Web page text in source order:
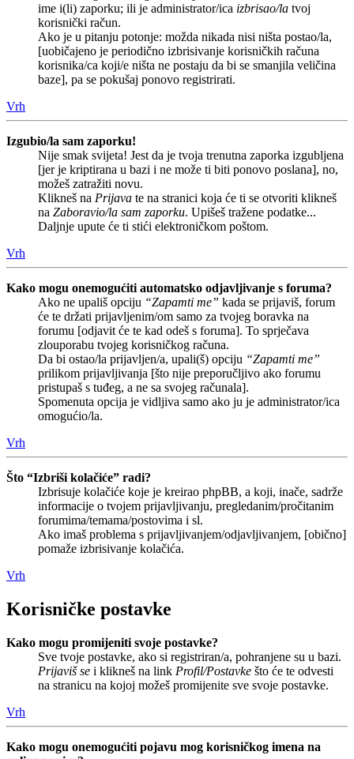
ime i(li) zaporku; ili je administrator/ica izbrisao/la tvoj
korisnički račun.
Ako je u pitanju potonje: možda nikada nisi ništa postao/la,
[uobičajeno je periodično izbrisivanje korisničkih računa
korisnika/ca koji/e ništa ne postaju da bi se smanjila veličina
baze], pa se pokušaj ponovo registrirati.
Vrh
Izgubio/la sam zaporku!
Nije smak svijeta! Jest da je tvoja trenutna zaporka izgubljena
[jer je kriptirana u bazi i ne može ti biti ponovo poslana], no,
možeš zatražiti novu.
Klikneš na Prijava te na stranici koja će ti se otvoriti klikneš
na Zaboravio/la sam zaporku. Upišeš tražene podatke...
Daljnje upute će ti stići elektroničkom poštom.
Vrh
Kako mogu onemogućiti automatsko odjavljivanje s foruma?
Ako ne upališ opciju “Zapamti me” kada se prijaviš, forum
će te držati prijavljenim/om samo za tvojeg boravka na
forumu [odjavit će te kad odeš s foruma]. To sprječava
zlouporabu tvojeg korisničkog računa.
Da bi ostao/la prijavljen/a, upali(š) opciju “Zapamti me”
prilikom prijavljivanja [što nije preporučljivo ako forumu
pristupaš s tuđeg, a ne sa svojeg računala].
Spomenuta opcija je vidljiva samo ako ju je administrator/ica
omogućio/la.
Vrh
Što “Izbriši kolačiće” radi?
Izbrisuje kolačiće koje je kreirao phpBB, a koji, inače, sadrže
informacije o tvojem prijavljivanju, pregledanim/pročitanim
forumima/temama/postovima i sl.
Ako imaš problema s prijavljivanjem/odjavljivanjem, [obično]
pomaže izbrisivanje kolačića.
Vrh
Korisničke postavke
Kako mogu promijeniti svoje postavke?
Sve tvoje postavke, ako si registriran/a, pohranjene su u bazi.
Prijaviš se i klikneš na link Profil/Postavke što će te odvesti
na stranicu na kojoj možeš promijenite sve svoje postavke.
Vrh
Kako mogu onemogućiti pojavu mog korisničkog imena na